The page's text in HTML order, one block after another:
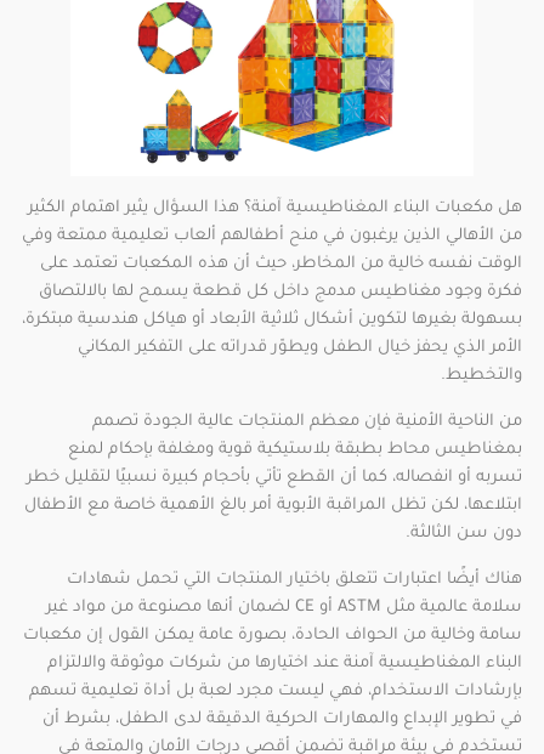
هل مكعبات البناء المغناطيسية آمنة؟ هذا السؤال يثير اهتمام الكثير
من الأهالي الذين يرغبون في منح أطفالهم ألعاب تعليمية ممتعة وفي
الوقت نفسه خالية من المخاطر، حيث أن هذه المكعبات تعتمد على
فكرة وجود مغناطيس مدمج داخل كل قطعة يسمح لها بالالتصاق
بسهولة بغيرها لتكوين أشكال ثلاثية الأبعاد أو هياكل هندسية مبتكرة،
الأمر الذي يحفز خيال الطفل ويطوّر قدراته على التفكير المكاني
والتخطيط.
من الناحية الأمنية فإن معظم المنتجات عالية الجودة تصمم
بمغناطيس محاط بطبقة بلاستيكية قوية ومغلفة بإحكام لمنع
تسربه أو انفصاله، كما أن القطع تأتي بأحجام كبيرة نسبيًا لتقليل خطر
ابتلاعها، لكن تظل المراقبة الأبوية أمر بالغ الأهمية خاصة مع الأطفال
دون سن الثالثة.
هناك أيضًا اعتبارات تتعلق باختيار المنتجات التي تحمل شهادات
سلامة عالمية مثل ASTM أو CE لضمان أنها مصنوعة من مواد غير
سامة وخالية من الحواف الحادة، بصورة عامة يمكن القول إن مكعبات
البناء المغناطيسية آمنة عند اختيارها من شركات موثوقة والالتزام
بإرشادات الاستخدام، فهي ليست مجرد لعبة بل أداة تعليمية تسهم
في تطوير الإبداع والمهارات الحركية الدقيقة لدى الطفل، بشرط أن
تستخدم في بيئة مراقبة تضمن أقصى درجات الأمان والمتعة في